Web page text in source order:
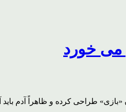
می خورد
طراحی کرده و ظاهراً آدم باید